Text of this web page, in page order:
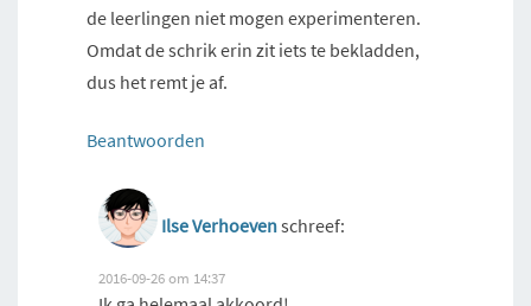
de leerlingen niet mogen experimenteren.
Omdat de schrik erin zit iets te bekladden,
dus het remt je af.
Beantwoorden
Ilse Verhoevenschreef:
2016-09-26 om 14:37